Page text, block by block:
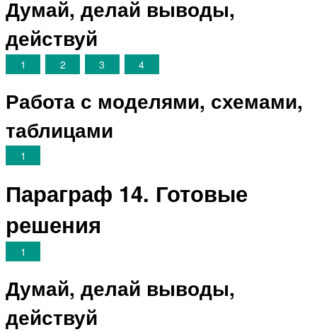
Думай, делай выводы,
действуй
1 2 3 4
Работа с моделями, схемами,
таблицами
1
Параграф 14. Готовые
решения
1
Думай, делай выводы,
действуй